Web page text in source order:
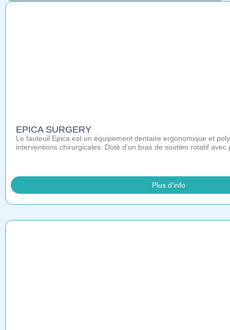
EPICA SURGERY
Le fauteuil Epica est un équipement dentaire ergonomique et
interventions chirurgicales. Doté d’un bras de soutien rotatif
Plus d'info